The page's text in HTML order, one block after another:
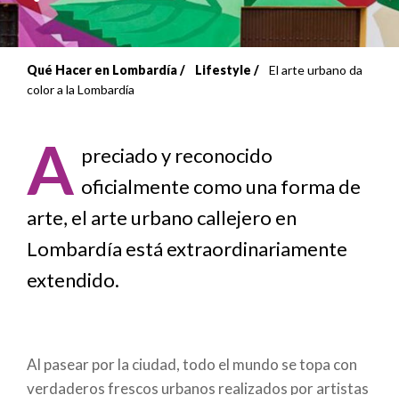
Sobrescribir
de
ayuda
a
la
Qué Hacer en Lombardía Lifestyle
El arte urbano da
color a la Lombardía
A preciado y reconocido
oficialmente como una forma de
arte, el arte urbano callejero en
Lombardía está extraordinariamente
extendido.
Al pasear por la ciudad, todo el mundo se topa con
verdaderos frescos urbanos realizados por artistas